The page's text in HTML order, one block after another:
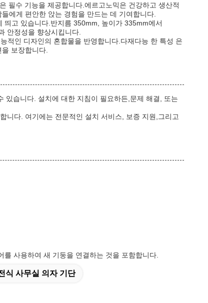
필수 기능을 제공합니다.에르고노믹은 건강하고 생산적
에게 편안한 앉는 경험을 만드는 데 기여합니다.
고 있습니다.반지름 350mm, 높이가 335mm에서
안정성을 향상시킵니다.
적인 디자인의 혼합물을 반영합니다.다재다능 한 특성 은
보장합니다.
있습니다. 설치에 대한 지침이 필요하든,문제 해결, 또는
니다. 여기에는 전문적인 설치 서비스, 보증 지원,그리고
사용하여 새 기둥을 연결하는 것을 포함합니다.
식 사무실 의자 기단